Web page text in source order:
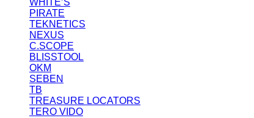
WHITE’S
PIRATE
TEKNETICS
NEXUS
C.SCOPE
BLISSTOOL
OKM
SEBEN
TB
TREASURE LOCATORS
TERO VIDO